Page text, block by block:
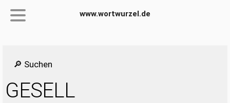
www.wortwurzel.de
🔎 Suchen
GESELL